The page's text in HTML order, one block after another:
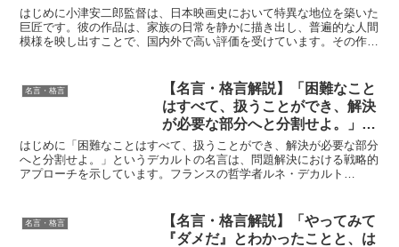
に従う。」by 小津 安二郎の深い
意味と得られる教訓
はじめに小津安二郎監督は、日本映画史において特異な地位を築いた
巨匠です。彼の作品は、家族の日常を静かに描き出し、普遍的な人間
模様を映し出すことで、国内外で高い評価を受けています。その作風
名言・格言
【名言・格言解説】「困難なこと
はすべて、扱うことができ、解決
が必要な部分へと分割せよ。」by
デカルトの深い意味と得られる教
訓
はじめに「困難なことはすべて、扱うことができ、解決が必要な部分
へと分割せよ。」というデカルトの名言は、問題解決における戦略的
アプローチを示しています。フランスの哲学者ルネ・デカルト
名言・格言
【名言・格言解説】「やってみて
『ダメだ』とわかったことと、は